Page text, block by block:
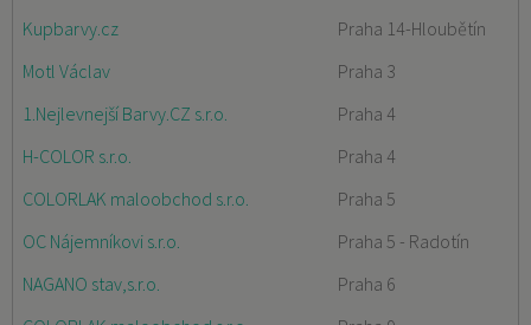
Kupbarvy.cz
Praha 14-Hloubětín
Motl Václav
Praha 3
1.Nejlevnejší Barvy.CZ s.r.o.
Praha 4
H-COLOR s.r.o.
Praha 4
COLORLAK maloobchod s.r.o.
Praha 5
OC Nájemníkovi s.r.o.
Praha 5 - Radotín
NAGANO stav,s.r.o.
Praha 6